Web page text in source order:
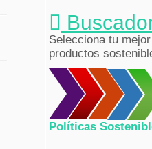
Selecciona tu
productos
Políticas